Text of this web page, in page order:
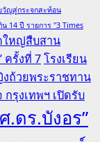
วัญสู่กระจกสะท้อน
14 ปี รายการ "3 Times
ใหญ่สืบสาน
ครั้งที่ 7โรงเรียน
ถ้วยพระราชทาน
รุงเทพฯ เปิดรับ
.ดร.บังอร”